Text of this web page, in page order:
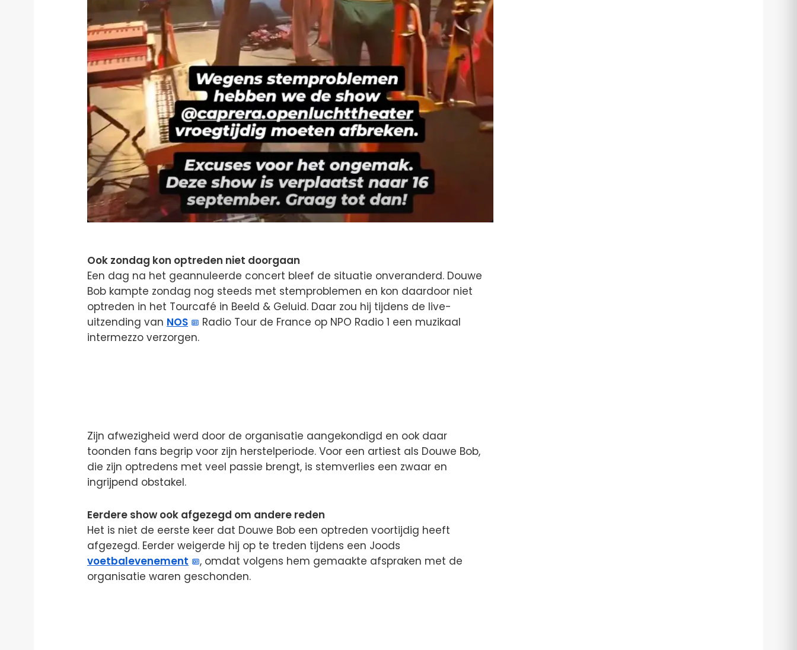
Ook zondag kon optreden niet doorgaan
Een dag na het geannuleerde concert bleef de situatie onveranderd. Douwe
Bob kampte zondag nog steeds met stemproblemen en kon daardoor niet
optreden in het Tourcafé in Beeld & Geluid. Daar zou hij tijdens de live-
uitzending van NOS
Radio Tour de France op NPO Radio 1 een muzikaal
intermezzo verzorgen.
Zijn afwezigheid werd door de organisatie aangekondigd en ook daar
toonden fans begrip voor zijn herstelperiode. Voor een artiest als Douwe Bob,
die zijn optredens met veel passie brengt, is stemverlies een zwaar en
ingrijpend obstakel.
Eerdere show ook afgezegd om andere reden
Het is niet de eerste keer dat Douwe Bob een optreden voortijdig heeft
afgezegd. Eerder weigerde hij op te treden tijdens een Joods
voetbalevenement
, omdat volgens hem gemaakte afspraken met de
organisatie waren geschonden.